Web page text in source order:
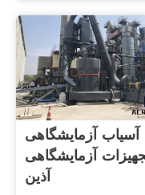
آسیاب آزمایشگاهی
آزمایشگاهی
آذین